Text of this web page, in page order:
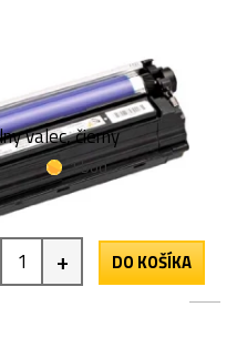
valec, čierny
1 bod
+ DO KOŠÍKA